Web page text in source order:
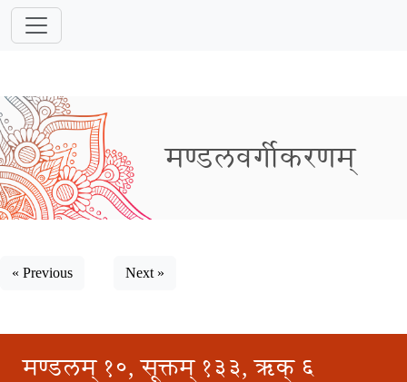
मण्डलवर्गीकरणम्
« Previous Next »
मण्डलम् १०, सूक्तम् १३३, ऋक् ६